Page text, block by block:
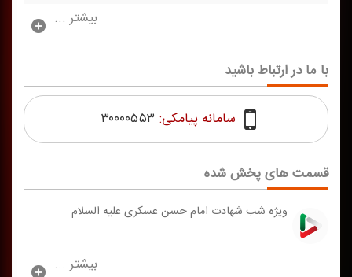
بیشتر ...
قسمت های پخش شده
ویژه شب شهادت امام حسن عسكری علیه السلام
بیشتر ...
با ما در ارتباط باشید
سامانه پیامکی: ۳۰۰۰۰۵۵۳